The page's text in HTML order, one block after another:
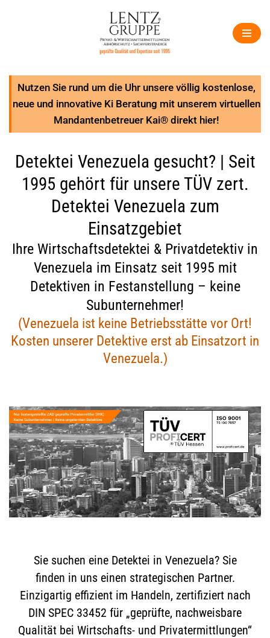
Nutzen Sie rund um die Uhr unsere völlig kostenlose,
neue und innovative Ki Beratung mit unserem virtuellen
Mandantenbetreuer Kai® direkt hier!
Detektei Venezuela gesucht? | Seit
1995 gehört für unsere TÜV zert.
Detektei Venezuela zum
Einsatzgebiet
Ihre Wirtschaftsdetektei & Privatdetektiv in
Venezuela im Einsatz seit 1995 mit
Detektiven in Festanstellung – keine
Subunternehmer!
(Venezuela ist keine Betriebsstätte vor Ort!
Kosten unserer Detektive erst ab Einsatzort in
Venezuela.)
Sie suchen eine Detektei in Venezuela? Sie
finden in uns einen strategischen Partner.
Einzigartig effizient im Handeln, zertifiziert nach
DIN SPEC 33452 für „geprüfte, nachweisbare
Qualität bei Wirtschafts- und Privatermittlungen“